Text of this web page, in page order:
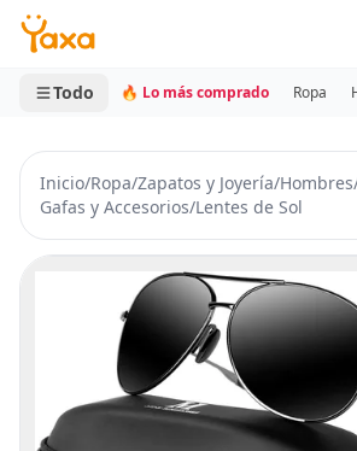
MINI CARRITO
0 productos
Todo 🔥 Lo más comprado Ropa
Inicio/Ropa/Zapatos y Joyería/Hombres
Gafas y Accesorios/Lentes de Sol